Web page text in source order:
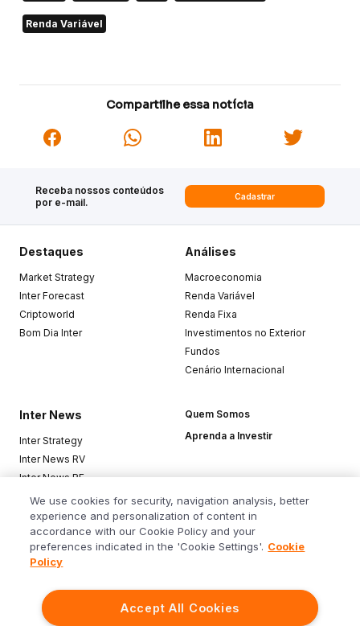
Renda Variável
Compartilhe essa notícia
Receba nossos conteúdos
por e-mail.
Cadastrar
Destaques
Market Strategy
Inter Forecast
Criptoworld
Bom Dia Inter
Análises
Macroeconomia
Renda Variável
Renda Fixa
Investimentos no Exterior
Fundos
Cenário Internacional
Inter News
Inter Strategy
Inter News RV
Inter News RF
Top Funds
Quem Somos
Aprenda a Investir
Baixe o app
We use cookies for security, navigation analysis, better
experience and personalization of content in
accordance with our Cookie Policy and your
preferences indicated in the 'Cookie Settings'. Cookie
Policy
Accept All Cookies